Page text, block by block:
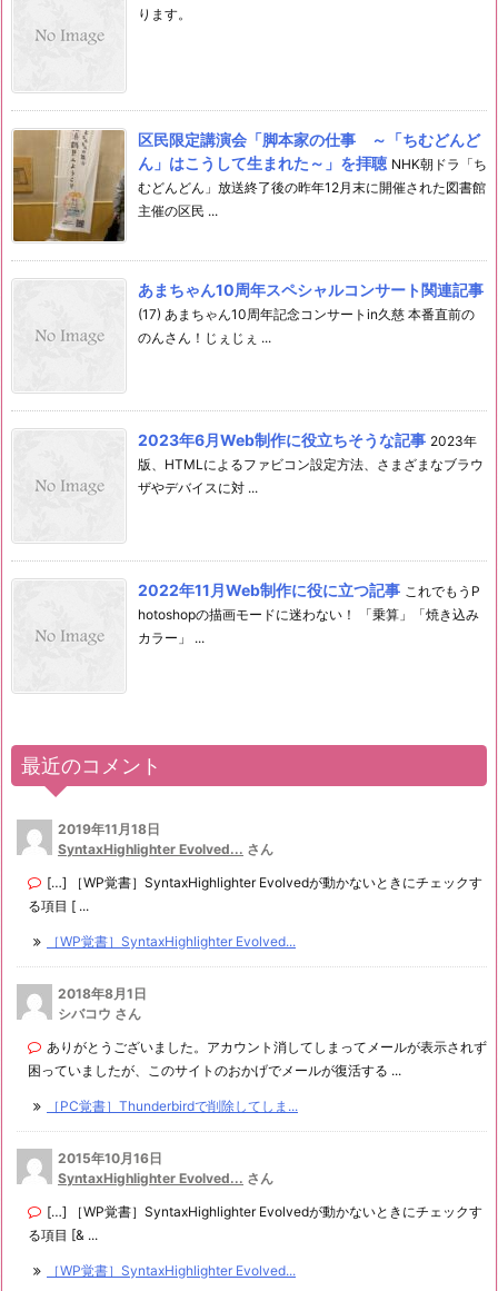
ります。
区民限定講演会「脚本家の仕事 ～「ちむどんど
ん」はこうして生まれた～」を拝聴 NHK朝ドラ「ち
むどんどん」放送終了後の昨年12月末に開催された図書館
主催の区民 ...
あまちゃん10周年スペシャルコンサート関連記事
(17) あまちゃん10周年記念コンサートin久慈 本番直前の
のんさん！じぇじぇ ...
2023年6月Web制作に役立ちそうな記事 2023年
版、HTMLによるファビコン設定方法、さまざまなブラウ
ザやデバイスに対 ...
2022年11月Web制作に役に立つ記事 これでもうP
hotoshopの描画モードに迷わない！ 「乗算」「焼き込み
カラー」 ...
最近のコメント
2019年11月18日
SyntaxHighlighter Evolved... さん
[…] ［WP覚書］SyntaxHighlighter Evolvedが動かないときにチェックす
る項目 [ ...
［WP覚書］SyntaxHighlighter Evolved...
2018年8月1日
シバコウ さん
ありがとうございました。アカウント消してしまってメールが表示されず
困っていましたが、このサイトのおかげでメールが復活する ...
［PC覚書］Thunderbirdで削除してしま...
2015年10月16日
SyntaxHighlighter Evolved... さん
[…] ［WP覚書］SyntaxHighlighter Evolvedが動かないときにチェックす
る項目 [& ...
［WP覚書］SyntaxHighlighter Evolved...